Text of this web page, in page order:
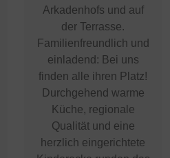
Arkadenhofs und auf
der Terrasse.
Familienfreundlich und
einladend: Bei uns
finden alle ihren Platz!
Durchgehend warme
Küche, regionale
Qualität und eine
herzlich eingerichtete